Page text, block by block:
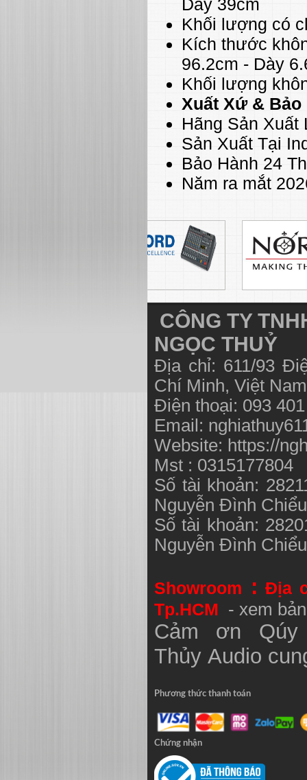
Dày 39cm
Khối lượng có
Kích thước
96.2cm - Dày
Khối lượng
Xuất Xứ & Bảo
Hãng Sản Xuất
Sản Xuất Tại
Bảo Hành 24
Năm ra mắt
CÔNG TY
NGỌC THUỶ
Địa chỉ: 611/93
Chí Minh, Việt
Điện thoại: 093
Email:
Website: https://
Mst : 0315177804
Số tài khoản:
Nguyễn Đình
Số tài khoản:
Nguyễn Đình
Showroom : Địa
Tp.HCM - xem
Cảm ơn
Thủy Audio
Phương thức thanh toán
Chứng nhận